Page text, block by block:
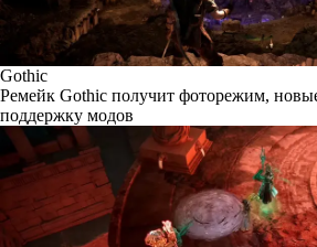
Gothic
Ремейк Gothic получит фоторежим,
поддержку модов